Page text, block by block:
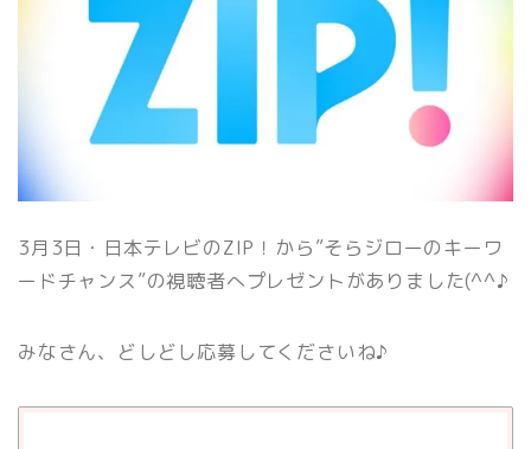
3月3日・日本テレビのZIP！から”そらジローのキーワ
ードチャンス”の視聴者へプレゼントがありました(^^♪
みなさん、どしどし応募してくださいね♪